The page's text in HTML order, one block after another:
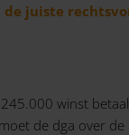
de juiste
winst
de dga over